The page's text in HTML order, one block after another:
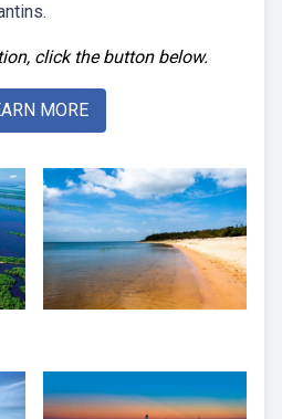
click the button below.
MORE